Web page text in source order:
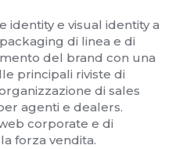
identity e visual identity a
di linea e di
del brand con una
principali riviste di
di sales
agenti e dealers.
corporate e di
forza vendita.